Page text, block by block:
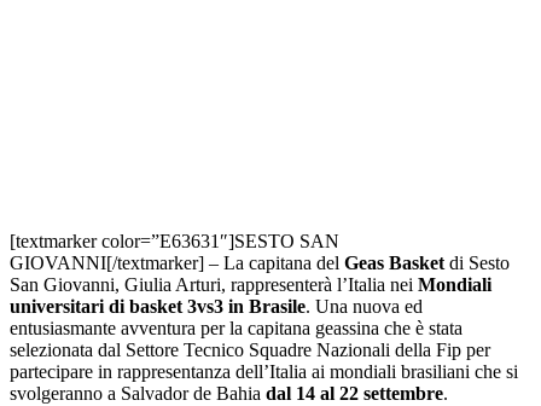
[textmarker color=”E63631″]SESTO SAN
GIOVANNI[/textmarker] – La capitana del Geas Basket di Sesto
San Giovanni, Giulia Arturi, rappresenterà l’Italia nei Mondiali
universitari di basket 3vs3 in Brasile. Una nuova ed
entusiasmante avventura per la capitana geassina che è stata
selezionata dal Settore Tecnico Squadre Nazionali della Fip per
partecipare in rappresentanza dell’Italia ai mondiali brasiliani che si
svolgeranno a Salvador de Bahia dal 14 al 22 settembre.